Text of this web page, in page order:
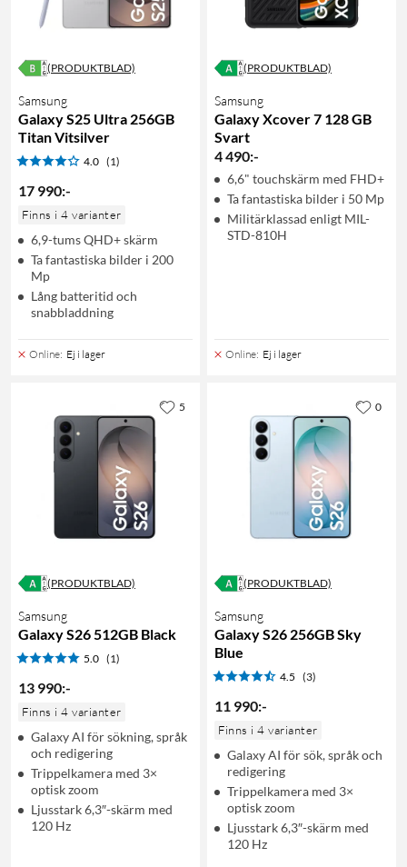
(PRODUKTBLAD)
Samsung
Galaxy S25 Ultra 256GB
Titan Vitsilver
4.0 (1)
17 990:-
Finns i 4 varianter
6,9-tums QHD+ skärm
Ta fantastiska bilder i 200
Mp
Lång batteritid och
snabbladdning
Online: Ej i lager
(PRODUKTBLAD)
Samsung
Galaxy Xcover 7 128 GB
Svart
4 490:-
6,6" touchskärm med FHD+
Ta fantastiska bilder i 50 Mp
Militärklassad enligt MIL-
STD-810H
Online: Ej i lager
(PRODUKTBLAD)
Samsung
Galaxy S26 512GB Black
5.0 (1)
13 990:-
Finns i 4 varianter
Galaxy AI för sökning, språk
och redigering
Trippelkamera med 3×
optisk zoom
Ljusstark 6,3″-skärm med
120 Hz
5
(PRODUKTBLAD)
Samsung
Galaxy S26 256GB Sky
Blue
4.5 (3)
11 990:-
Finns i 4 varianter
Galaxy AI för sök, språk och
redigering
Trippelkamera med 3×
optisk zoom
Ljusstark 6,3″-skärm med
120 Hz
0